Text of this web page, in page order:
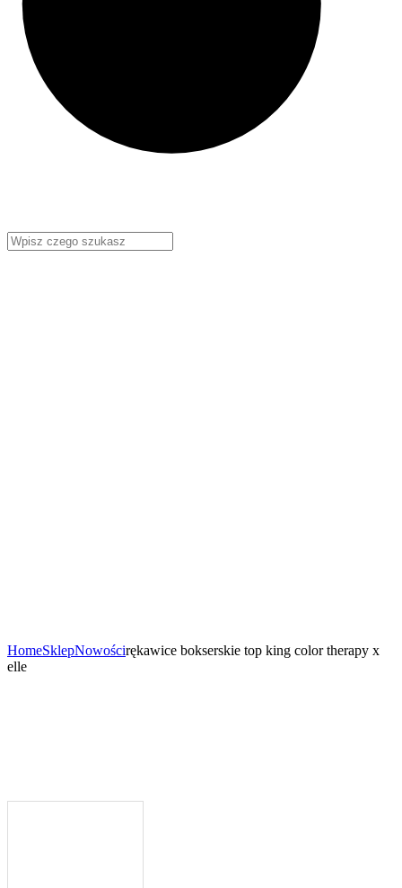
HomeSklepNowościrękawice bokserskie top king color therapy x
elle